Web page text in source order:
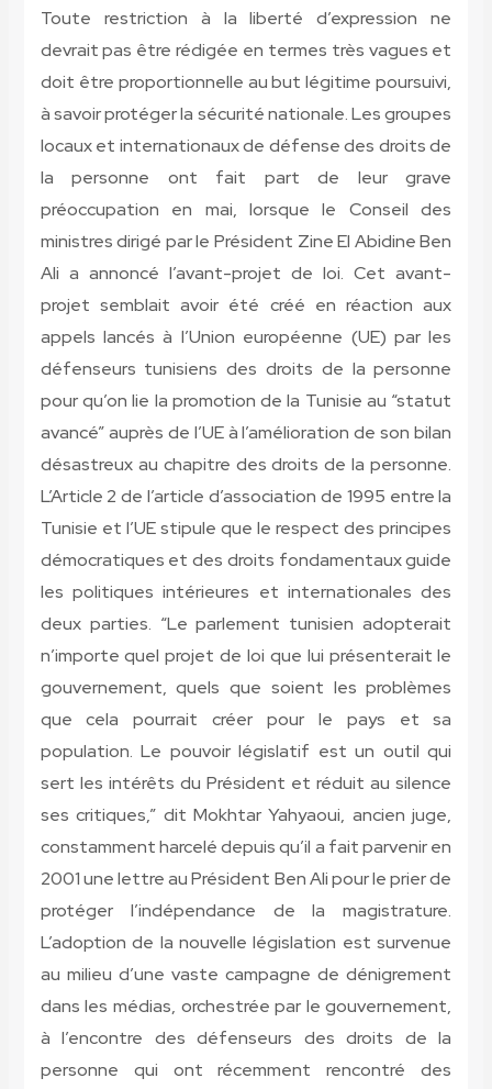
Toute restriction à la liberté d’expression ne
devrait pas être rédigée en termes très vagues et
doit être proportionnelle au but légitime poursuivi,
à savoir protéger la sécurité nationale. Les groupes
locaux et internationaux de défense des droits de
la personne ont fait part de leur grave
préoccupation en mai, lorsque le Conseil des
ministres dirigé par le Président Zine El Abidine Ben
Ali a annoncé l’avant-projet de loi. Cet avant-
projet semblait avoir été créé en réaction aux
appels lancés à l’Union européenne (UE) par les
défenseurs tunisiens des droits de la personne
pour qu’on lie la promotion de la Tunisie au “statut
avancé” auprès de l’UE à l’amélioration de son bilan
désastreux au chapitre des droits de la personne.
L’Article 2 de l’article d’association de 1995 entre la
Tunisie et l’UE stipule que le respect des principes
démocratiques et des droits fondamentaux guide
les politiques intérieures et internationales des
deux parties. “Le parlement tunisien adopterait
n’importe quel projet de loi que lui présenterait le
gouvernement, quels que soient les problèmes
que cela pourrait créer pour le pays et sa
population. Le pouvoir législatif est un outil qui
sert les intérêts du Président et réduit au silence
ses critiques,” dit Mokhtar Yahyaoui, ancien juge,
constamment harcelé depuis qu’il a fait parvenir en
2001 une lettre au Président Ben Ali pour le prier de
protéger l’indépendance de la magistrature.
L’adoption de la nouvelle législation est survenue
au milieu d’une vaste campagne de dénigrement
dans les médias, orchestrée par le gouvernement,
à l’encontre des défenseurs des droits de la
personne qui ont récemment rencontré des